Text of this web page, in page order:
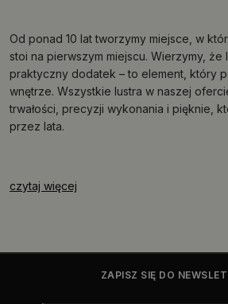
Od ponad 10 lat tworzymy miejsce, w
stoi na pierwszym miejscu. Wierzymy, że
praktyczny dodatek – to element, który
wnętrze. Wszystkie lustra w naszej
trwałości, precyzji wykonania i pięknie,
przez lata.
czytaj więcej
ZAPISZ SIĘ DO